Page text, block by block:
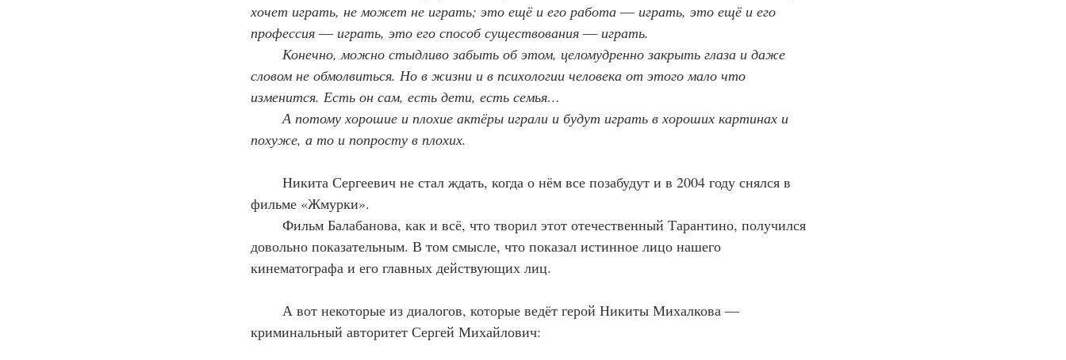
хочет играть, не может не играть; это ещё и его работа ― играть, это ещё и его
профессия ― играть, это его способ существования ― играть.
словом не обмолвиться. Но в жизни и в психологии человека от этого мало что
изменится. Есть он сам, есть дети, есть семья…
	А потому хорошие и плохие актёры играли и будут играть в хороших картинах и
похуже, а то и попросту в плохих.
фильме «Жмурки».
довольно показательным. В том смысле, что показал истинное лицо нашего
кинематографа и его главных действующих лиц.
криминальный авторитет Сергей Михайлович: